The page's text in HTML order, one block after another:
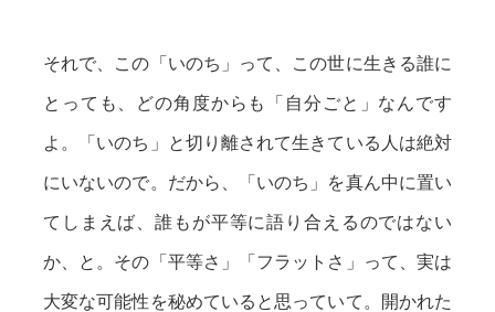
それで、この「いのち」って、この世に生きる誰に
とっても、どの角度からも「自分ごと」なんです
よ。「いのち」と切り離されて生きている人は絶対
にいないので。だから、「いのち」を真ん中に置い
てしまえば、誰もが平等に語り合えるのではない
か、と。その「平等さ」「フラットさ」って、実は
大変な可能性を秘めていると思っていて。開かれた